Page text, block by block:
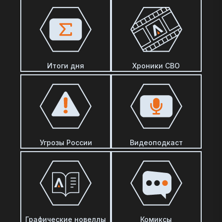
Итоги дня Хроники СВО
Угрозы России Видеоподкаст
Графические новеллы Комиксы